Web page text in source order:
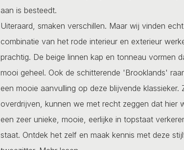
aan is besteedt.
Uiteraard, smaken verschillen. Maar wij vinden
combinatie van het rode interieur en exterieur
prachtig. De beige linnen kap en tonneau vormen
mooi geheel. Ook de schitterende 'Brooklands'
een mooie aanvulling op deze blijvende klassieker.
overdrijven, kunnen we met recht zeggen dat hier
een zeer unieke, mooie, eerlijke in topstaat
staat. Ontdek het zelf en maak kennis met deze